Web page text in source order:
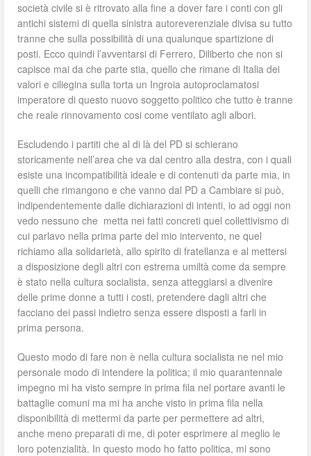
società civile si è ritrovato alla fine a dover fare i conti con gli
antichi sistemi di quella sinistra autoreverenziale divisa su tutto
tranne che sulla possibilità di una qualunque spartizione di
posti. Ecco quindi l’avventarsi di Ferrero, Diliberto che non si
capisce mai da che parte stia, quello che rimane di Italia dei
valori e ciliegina sulla torta un Ingroia autoproclamatosi
imperatore di questo nuovo soggetto politico che tutto è tranne
che reale rinnovamento cosi come ventilato agli albori.
Escludendo i partiti che al di là del PD si schierano
storicamente nell’area che va dal centro alla destra, con i quali
esiste una incompatibilità ideale e di contenuti da parte mia, in
quelli che rimangono e che vanno dal PD a Cambiare si può,
indipendentemente dalle dichiarazioni di intenti, io ad oggi non
vedo nessuno che metta nei fatti concreti quel collettivismo di
cui parlavo nella prima parte del mio intervento, ne quel
richiamo alla solidarietà, allo spirito di fratellanza e al mettersi
a disposizione degli altri con estrema umiltà come da sempre
è stato nella cultura socialista, senza atteggiarsi a divenire
delle prime donne a tutti i costi, pretendere dagli altri che
facciano dei passi indietro senza essere disposti a farli in
prima persona.
Questo modo di fare non è nella cultura socialista ne nel mio
personale modo di intendere la politica; il mio quarantennale
impegno mi ha visto sempre in prima fila nel portare avanti le
battaglie comuni ma mi ha anche visto in prima fila nella
disponibilità di mettermi da parte per permettere ad altri,
anche meno preparati di me, di poter esprimere al meglio le
loro potenzialità. In questo modo ho fatto politica, mi sono